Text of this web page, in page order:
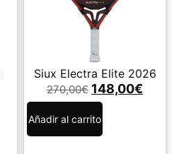
Siux Electra Elite 2026
270,00€ 148,00€
Añadir al carrito